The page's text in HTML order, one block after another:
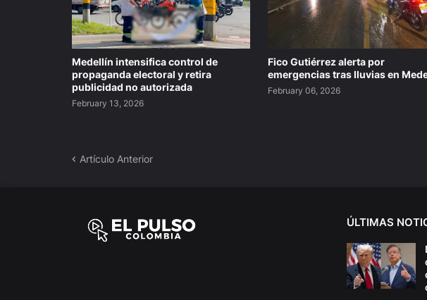
Medellín intensifica control de
propaganda electoral y retira
publicidad no autorizada
February 13, 2026
Fico Gutiérrez alerta por
emergencias tras lluvias en
February 06, 2026
Artículo Anterior
ÚLTIMAS